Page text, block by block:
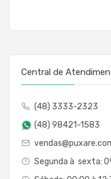
Central de
(48) 3333-2323
(48) 98421-1583
Segunda à sexta: